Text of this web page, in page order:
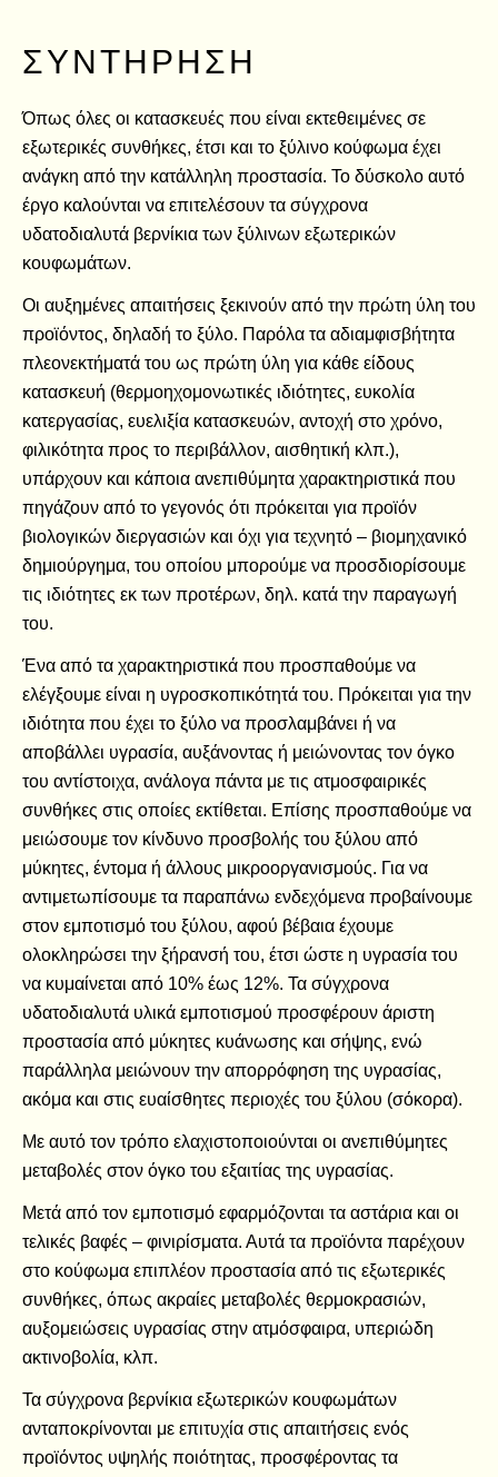
ΣΥΝΤΉΡΗΣΗ
Όπως όλες οι κατασκευές που είναι εκτεθειμένες σε
εξωτερικές συνθήκες, έτσι και το ξύλινο κούφωμα έχει
ανάγκη από την κατάλληλη προστασία. Το δύσκολο αυτό
έργο καλούνται να επιτελέσουν τα σύγχρονα
υδατοδιαλυτά βερνίκια των ξύλινων εξωτερικών
κουφωμάτων.
Οι αυξημένες απαιτήσεις ξεκινούν από την πρώτη ύλη του
προϊόντος, δηλαδή το ξύλο. Παρόλα τα αδιαμφισβήτητα
πλεονεκτήματά του ως πρώτη ύλη για κάθε είδους
κατασκευή (θερμοηχομονωτικές ιδιότητες, ευκολία
κατεργασίας, ευελιξία κατασκευών, αντοχή στο χρόνο,
φιλικότητα προς το περιβάλλον, αισθητική κλπ.),
υπάρχουν και κάποια ανεπιθύμητα χαρακτηριστικά που
πηγάζουν από το γεγονός ότι πρόκειται για προϊόν
βιολογικών διεργασιών και όχι για τεχνητό – βιομηχανικό
δημιούργημα, του οποίου μπορούμε να προσδιορίσουμε
τις ιδιότητες εκ των προτέρων, δηλ. κατά την παραγωγή
του.
Ένα από τα χαρακτηριστικά που προσπαθούμε να
ελέγξουμε είναι η υγροσκοπικότητά του. Πρόκειται για την
ιδιότητα που έχει το ξύλο να προσλαμβάνει ή να
αποβάλλει υγρασία, αυξάνοντας ή μειώνοντας τον όγκο
του αντίστοιχα, ανάλογα πάντα με τις ατμοσφαιρικές
συνθήκες στις οποίες εκτίθεται. Επίσης προσπαθούμε να
μειώσουμε τον κίνδυνο προσβολής του ξύλου από
μύκητες, έντομα ή άλλους μικροοργανισμούς. Για να
αντιμετωπίσουμε τα παραπάνω ενδεχόμενα προβαίνουμε
στον εμποτισμό του ξύλου, αφού βέβαια έχουμε
ολοκληρώσει την ξήρανσή του, έτσι ώστε η υγρασία του
να κυμαίνεται από 10% έως 12%. Τα σύγχρονα
υδατοδιαλυτά υλικά εμποτισμού προσφέρουν άριστη
προστασία από μύκητες κυάνωσης και σήψης, ενώ
παράλληλα μειώνουν την απορρόφηση της υγρασίας,
ακόμα και στις ευαίσθητες περιοχές του ξύλου (σόκορα).
Με αυτό τον τρόπο ελαχιστοποιούνται οι ανεπιθύμητες
μεταβολές στον όγκο του εξαιτίας της υγρασίας.
Μετά από τον εμποτισμό εφαρμόζονται τα αστάρια και οι
τελικές βαφές – φινιρίσματα. Αυτά τα προϊόντα παρέχουν
στο κούφωμα επιπλέον προστασία από τις εξωτερικές
συνθήκες, όπως ακραίες μεταβολές θερμοκρασιών,
αυξομειώσεις υγρασίας στην ατμόσφαιρα, υπεριώδη
ακτινοβολία, κλπ.
Τα σύγχρονα βερνίκια εξωτερικών κουφωμάτων
ανταποκρίνονται με επιτυχία στις απαιτήσεις ενός
προϊόντος υψηλής ποιότητας, προσφέροντας τα